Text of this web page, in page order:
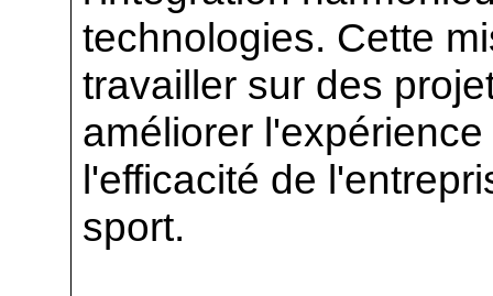
technologies. Cette
travailler sur des
améliorer
l'efficacité de
sport.